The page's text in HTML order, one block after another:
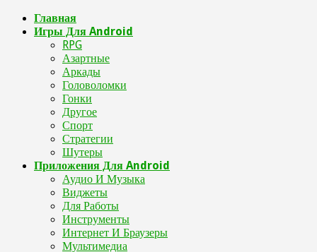
Главная
Игры Для Android
RPG
Азартные
Аркады
Головоломки
Гонки
Другое
Спорт
Стратегии
Шутеры
Приложения Для Android
Аудио И Музыка
Виджеты
Для Работы
Инструменты
Интернет И Браузеры
Мультимедиа